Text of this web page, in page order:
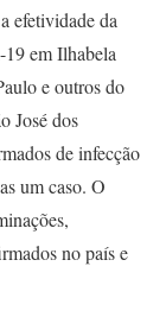
efetividade da
em Ilhabela
e outros do
José dos
de infecção
um caso. O
no país e